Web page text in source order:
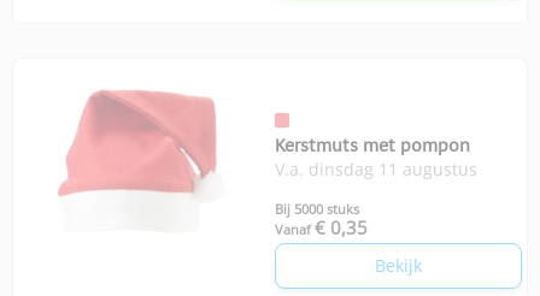
Kerstmuts met pompon
V.a. dinsdag 11 augustus
Bij 5000 stuks
Vanaf € 0,35
Bekijk